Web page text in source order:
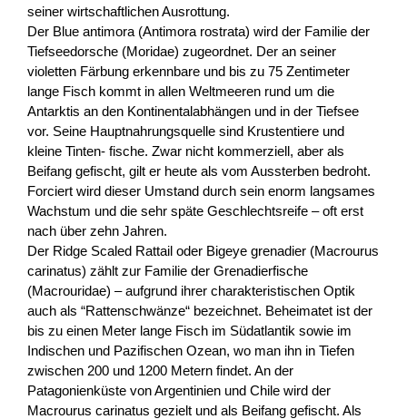
seiner wirtschaftlichen Ausrottung.
Der Blue antimora (Antimora rostrata) wird der Familie der
Tiefseedorsche (Moridae) zugeordnet. Der an seiner
violetten Färbung erkennbare und bis zu 75 Zentimeter
lange Fisch kommt in allen Weltmeeren rund um die
Antarktis an den Kontinentalabhängen und in der Tiefsee
vor. Seine Hauptnahrungsquelle sind Krustentiere und
kleine Tinten- fische. Zwar nicht kommerziell, aber als
Beifang gefischt, gilt er heute als vom Aussterben bedroht.
Forciert wird dieser Umstand durch sein enorm langsames
Wachstum und die sehr späte Geschlechtsreife – oft erst
nach über zehn Jahren.
Der Ridge Scaled Rattail oder Bigeye grenadier (Macrourus
carinatus) zählt zur Familie der Grenadierfische
(Macrouridae) – aufgrund ihrer charakteristischen Optik
auch als “Rattenschwänze“ bezeichnet. Beheimatet ist der
bis zu einen Meter lange Fisch im Südatlantik sowie im
Indischen und Pazifischen Ozean, wo man ihn in Tiefen
zwischen 200 und 1200 Metern findet. An der
Patagonienküste von Argentinien und Chile wird der
Macrourus carinatus gezielt und als Beifang gefischt. Als